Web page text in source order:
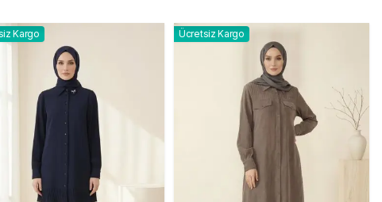
Kargo Ücretsiz Kargo